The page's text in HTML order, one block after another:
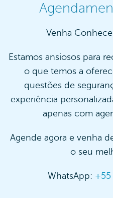
Venha
Estamos ansiosos para
o que temos a
questões de
experiência
apenas com
Agende agora e venha
o seu
WhatsApp: